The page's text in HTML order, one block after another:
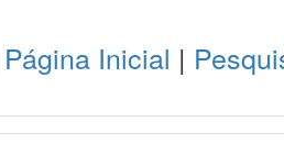
Página Inicial |